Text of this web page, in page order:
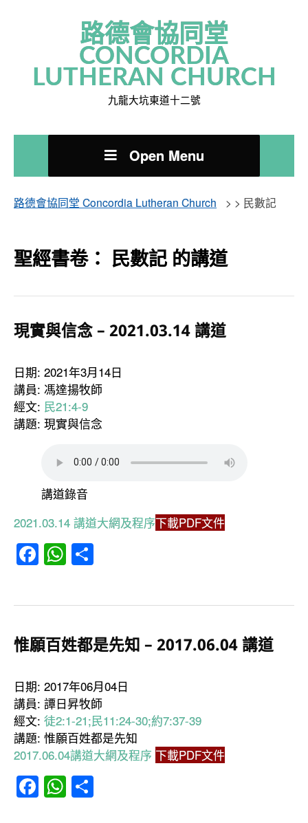
路德會協同堂
CONCORDIA
LUTHERAN CHURCH
九龍大坑東道十二號
Open Menu
路德會協同堂 Concordia Lutheran Church > > 民數記
聖經書卷： 民數記 的講道
現實與信念 – 2021.03.14 講道
日期: 2021年3月14日
講員: 馮達揚牧師
經文: 民21:4-9
講題: 現實與信念
講道錄音
2021.03.14 講道大網及程序下載PDF文件
Facebook
WhatsApp
惟願百姓都是先知 – 2017.06.04 講道
日期: 2017年06月04日
講員: 譚日昇牧師
經文: 徒2:1-21;民11:24-30;約7:37-39
講題: 惟願百姓都是先知
2017.06.04講道大網及程序 下載PDF文件
Facebook
WhatsApp